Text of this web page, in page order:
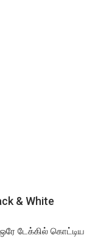
& White
டேக்கில் கொட்டிய